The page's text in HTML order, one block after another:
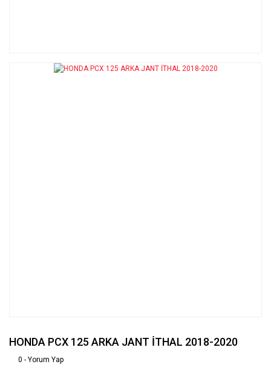
HONDA PCX 125 ARKA JANT İTHAL 2018-2020
0 - Yorum Yap